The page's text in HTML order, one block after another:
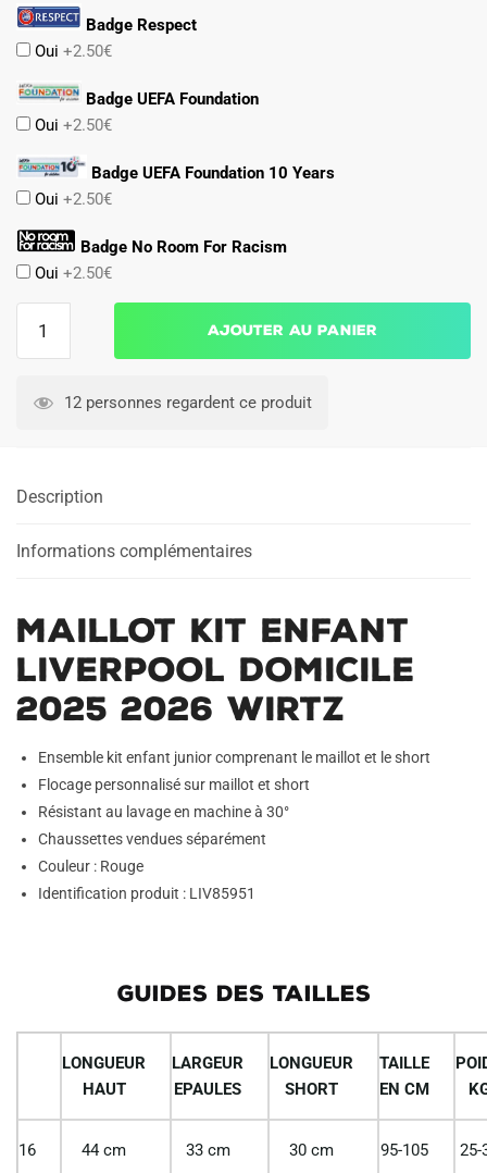
Badge Respect
Oui +2.50€
Badge UEFA Foundation
Oui +2.50€
Badge UEFA Foundation 10 Years
Oui +2.50€
Badge No Room For Racism
Oui +2.50€
2025
Wirtz
Ajouter au panier
12 personnes regardent ce produit
Description
Informations complémentaires
Maillot Kit Enfant
Liverpool Domicile
2025 2026 Wirtz
Ensemble kit enfant junior comprenant le maillot et le short
Flocage personnalisé sur maillot et short
Résistant au lavage en machine à 30°
Chaussettes vendues séparément
Couleur : Rouge
Identification produit : LIV85951
GUIDES DES TAILLES
LONGUEUR
HAUT
LARGEUR
EPAULES
LONGUEUR
SHORT
TAILLE
EN CM
16 44 cm 33 cm 30 cm 95-105 25-